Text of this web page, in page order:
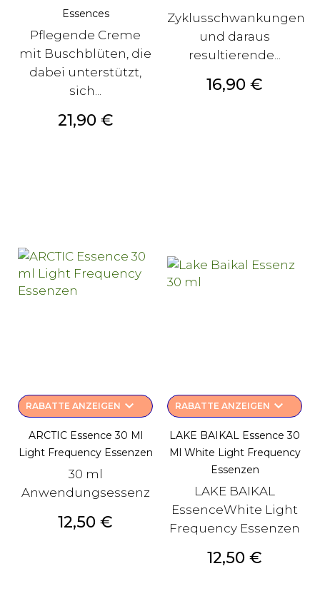
Essences
Pflegende Creme
mit Buschblüten, die
dabei unterstützt,
sich...
Preis
21,90 €
Zyklusschwankungen
und daraus
resultierende...
Preis
16,90 €
RABATTE ANZEIGEN keyboard_arrow_down
ARCTIC Essence 30 Ml
Light Frequency Essenzen
30 ml
Anwendungsessenz
Preis
12,50 €
RABATTE ANZEIGEN keyboard_arrow_down
LAKE BAIKAL Essence 30
Ml White Light Frequency
Essenzen
LAKE BAIKAL
EssenceWhite Light
Frequency Essenzen
Preis
12,50 €